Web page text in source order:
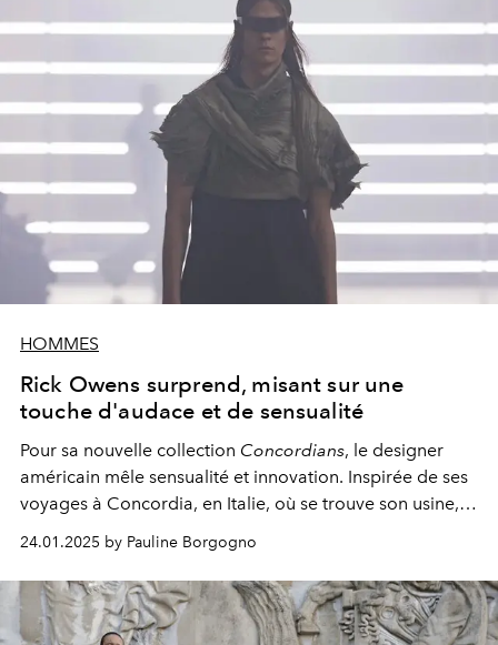
HOMMES
Rick Owens surprend, misant sur une
touche d'audace et de sensualité
Pour sa nouvelle collection Concordians, le designer
américain mêle sensualité et innovation. Inspirée de ses
voyages à Concordia, en Italie, où se trouve son usine,
cette ligne allie silhouettes aiguisées, matériaux avant-
gardistes et une touche de kink. Entre pièces sexy et
collaborations artistiques, Owens pousse les frontières
de son esthétique tout en restant fidèle à son héritage.
24.01.2025 by Pauline Borgogno